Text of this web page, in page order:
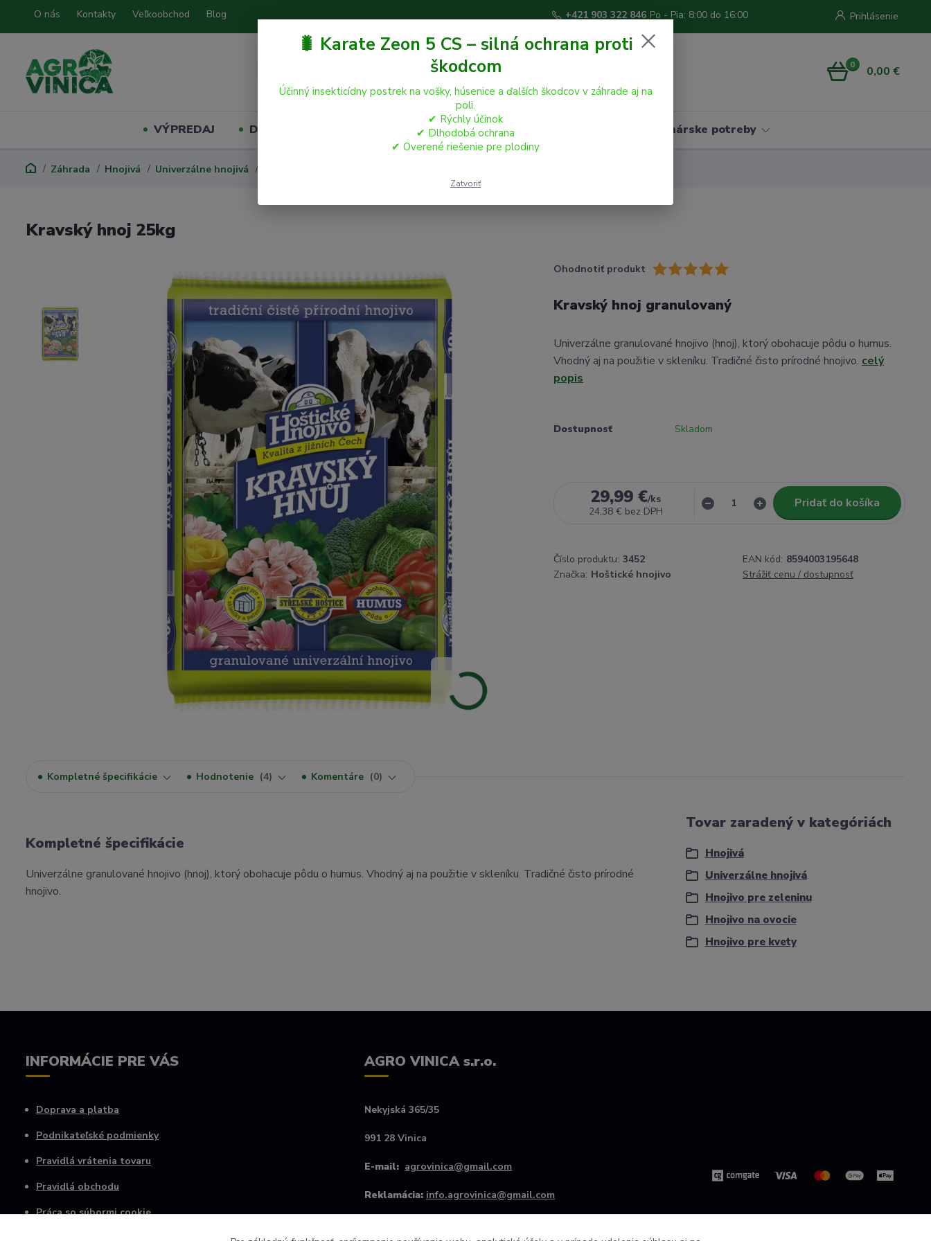
O nás Kontakty Veľkoobchod Blog Prihlásenie
+421 903 322 846 Po - Pia: 8:00 do 16:00
0 0,00 €
VÝPREDAJ Domáci miláčikovia Hospodárske zvieratá Vinárske potreby
Záhrada Hnojivá Univerzálne hnojivá
Kravský hnoj 25kg
Ohodnotiť produkt
Kravský hnoj granulovaný
Univerzálne granulované hnojivo (hnoj), ktorý obohacuje pôdu o humus.
Vhodný aj na použitie v skleníku. Tradičné čisto prírodné hnojivo. celý
popis
Dostupnosť Skladom
29,99 €/ks
24,38 € bez DPH
Pridať do košíka
Číslo produktu: 3452 EAN kód: 8594003195648
Značka: Hoštické hnojivo Strážiť cenu / dostupnosť
Kompletné špecifikácie Hodnotenie 4 Komentáre 0
Kompletné špecifikácie
Univerzálne granulované hnojivo (hnoj), ktorý obohacuje pôdu o humus. Vhodný aj na použitie v skleníku. Tradičné čisto prírodné
hnojivo.
Tovar zaradený v kategóriách
Hnojivá
Univerzálne hnojivá
Hnojivo pre zeleninu
Hnojivo na ovocie
Hnojivo pre kvety
INFORMÁCIE PRE VÁS
Doprava a platba
Podnikateľské podmienky
Pravidlá vrátenia tovaru
Pravidlá obchodu
Práca so súbormi cookie
AGRO VINICA s.r.o.
Nekyjská 365/35
991 28 Vinica
E-mail: agrovinica@gmail.com
Reklamácia: info.agrovinica@gmail.com
🐛 Karate Zeon 5 CS – silná ochrana proti
škodcom
Účinný insekticídny postrek na vošky, húsenice a ďalších škodcov v záhrade aj na
poli.
✔ Rýchly účinok
✔ Dlhodobá ochrana
✔ Overené riešenie pre plodiny
Zatvoriť